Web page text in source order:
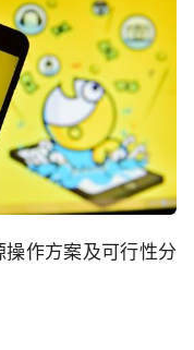
作方案及可行性分